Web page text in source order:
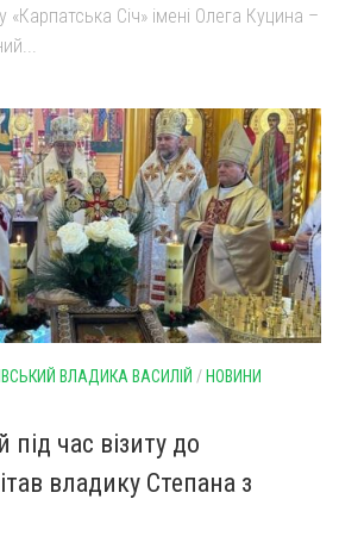
«Карпатська Січ» імені Олега Куцина –
ВЛАДИКА ВАСИЛІЙ / НОВИНИ
під час візиту до
владику Степана з